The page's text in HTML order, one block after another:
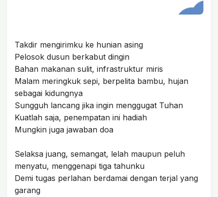
Takdir mengirimku ke hunian asing
Pelosok dusun berkabut dingin
Bahan makanan sulit, infrastruktur miris
Malam meringkuk sepi, berpelita bambu, hujan
sebagai kidungnya
Sungguh lancang jika ingin menggugat Tuhan
Kuatlah saja, penempatan ini hadiah
Mungkin juga jawaban doa
Selaksa juang, semangat, lelah maupun peluh
menyatu, menggenapi tiga tahunku
Demi tugas perlahan berdamai dengan terjal yang
garang